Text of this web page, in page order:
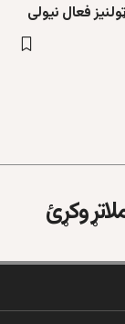
فعال نیولی
وکړئ